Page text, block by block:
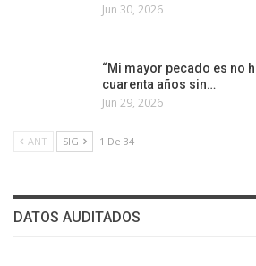
Jun 30, 2026
“Mi mayor pecado es no
cuarenta años sin…
Jun 29, 2026
ANT SIG 1 De 34
DATOS AUDITADOS